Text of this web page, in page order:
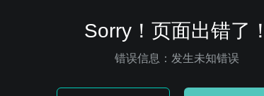
Sorry！页面出错了！
错误信息：发生未知错误